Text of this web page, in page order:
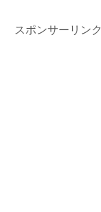
スポンサーリンク